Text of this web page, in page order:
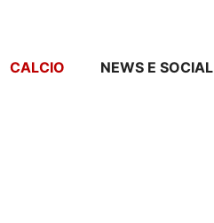
CALCIO NEWS E SOCIAL